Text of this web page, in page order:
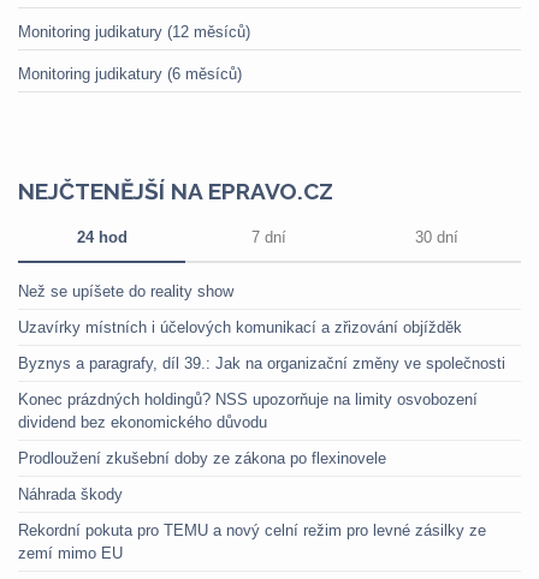
Monitoring judikatury (12 měsíců)
Monitoring judikatury (6 měsíců)
NEJČTENĚJŠÍ NA EPRAVO.CZ
24 hod 7 dní 30 dní
Než se upíšete do reality show
Uzavírky místních i účelových komunikací a zřizování objížděk
Byznys a paragrafy, díl 39.: Jak na organizační změny ve společnosti
Konec prázdných holdingů? NSS upozorňuje na limity osvobození
dividend bez ekonomického důvodu
Prodloužení zkušební doby ze zákona po flexinovele
Náhrada škody
Rekordní pokuta pro TEMU a nový celní režim pro levné zásilky ze
zemí mimo EU